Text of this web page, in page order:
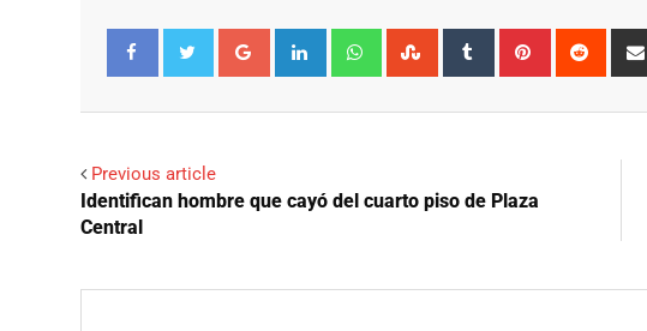
Google+ LinkedIn WhatsappStumbleUpon
Tumblr Pinterest Reddit
Previous article
Identifican hombre que cayó del cuarto piso de Plaza
Central